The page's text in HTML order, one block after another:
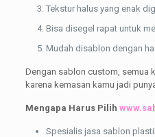
Tekstur halus yang enak
Bisa disegel rapat untuk
Mudah disablon dengan
Dengan sablon custom, semua
karena kemasan kamu jadi
Mengapa Harus Pilih
Spesialis jasa sablon